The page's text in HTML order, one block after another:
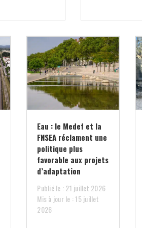
Eau : le Medef et la
FNSEA réclament une
politique plus
favorable aux projets
d’adaptation
Publié le : 21 juillet 2026
Mis à jour le : 15 juillet
2026